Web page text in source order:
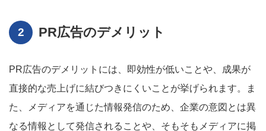
PR広告のデメリット
PR広告のデメリットには、即効性が低いことや、成果が
直接的な売上げに結びつきにくいことが挙げられます。ま
た、メディアを通じた情報発信のため、企業の意図とは異
なる情報として発信されることや、そもそもメディアに掲